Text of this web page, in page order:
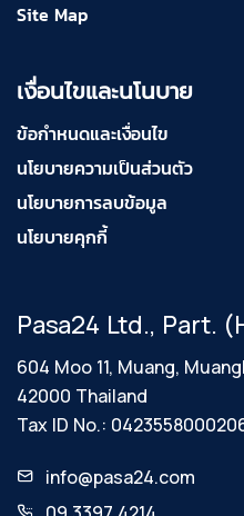
Site Map
เงื่อนไขและนโนบาย
ข้อกำหนดและเงื่อนไข
นโยบายความเป็นส่วนตัว
นโยบายการลบข้อมูล
นโยบายคุกกี้
Pasa24 Ltd., Part.
604 Moo 11, Muang,
42000 Thailand
Tax ID No.:
info@pasa24.com